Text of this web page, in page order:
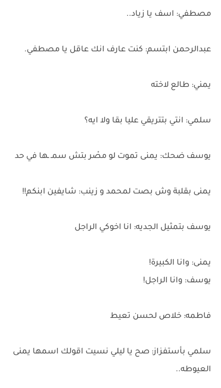
مصطفي: اسف يا زياد..
عبدالرحمن ابتسم: كنت عارف انك عاقل يا مصطفي.
يمني: طالع لاخته
سلمي: انتي بتتريقي عليا بقا ولا ايه؟
يوسف ضحك: يمنى تموت لو مصْر بتش سمـ ـها في حد
يمنى بقلبة وش بصت لمحمد و زينب: شايفين ابنكم!!
يوسف بتمثيل الجديه: انا اخوكي الراجل
يمنى: وانا الكبيرة!
يوسف: وانا الراجل!
فاطمه: خلاص لحسن تعيط
سلمي بأستفزاز: صح يا ليلي نسيت اقولك اسمها يمنى
العيوطه..